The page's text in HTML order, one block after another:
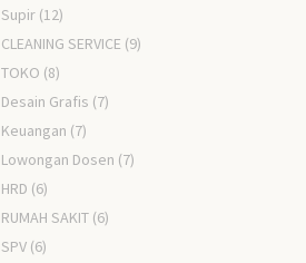
Supir (12)
CLEANING SERVICE (9)
TOKO (8)
Desain Grafis (7)
Keuangan (7)
Lowongan Dosen (7)
HRD (6)
RUMAH SAKIT (6)
SPV (6)